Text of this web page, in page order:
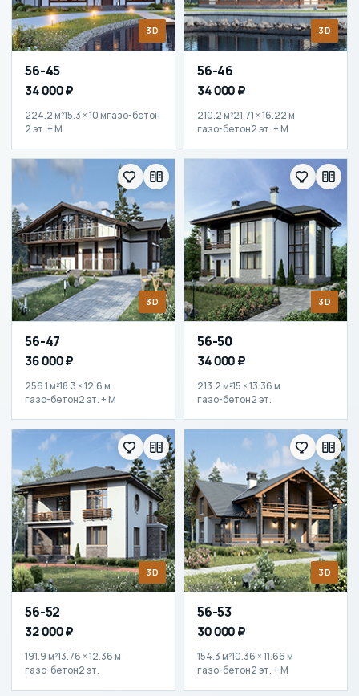
3D
56-45
34 000 ₽
224.2 м²15.3 × 10 мгазо-бетон
2 эт. + М
3D
56-46
34 000 ₽
210.2 м²21.71 × 16.22 м
газо-бетон2 эт. + М
3D
56-47
36 000 ₽
256.1 м²18.3 × 12.6 м
газо-бетон2 эт. + М
3D
56-50
34 000 ₽
213.2 м²15 × 13.36 м
газо-бетон2 эт.
3D
56-52
32 000 ₽
191.9 м²13.76 × 12.36 м
газо-бетон2 эт.
3D
56-53
30 000 ₽
154.3 м²10.36 × 11.66 м
газо-бетон2 эт. + М